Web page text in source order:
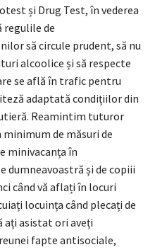
și Drug Test, în vederea
regulile de
să circule prudent, să nu
alcoolice și să respecte
se află în trafic pentru
adaptată condițiilor din
Reamintim tuturor
de măsuri de
minivacanța în
dumneavoastră și de copiii
când vă aflați în locuri
locuința când plecați de
ați asistat ori aveți
fapte antisociale,